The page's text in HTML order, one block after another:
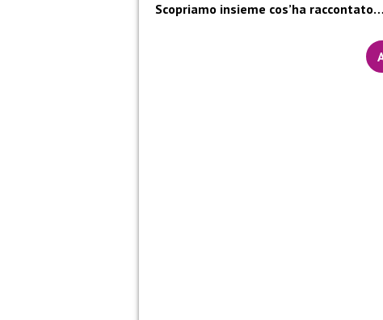
Scopriamo insieme cos’ha raccontato…